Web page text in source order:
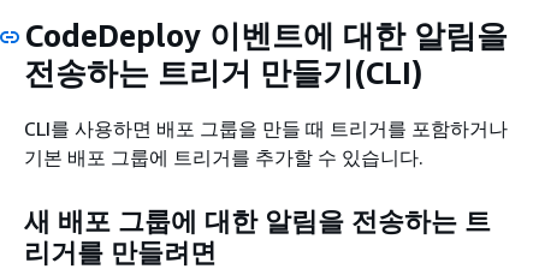
CodeDeploy 이벤트에 대한 알림을
전송하는 트리거 만들기(CLI)
CLI를 사용하면 배포 그룹을 만들 때 트리거를 포함하거나
기본 배포 그룹에 트리거를 추가할 수 있습니다.
새 배포 그룹에 대한 알림을 전송하는 트
리거를 만들려면